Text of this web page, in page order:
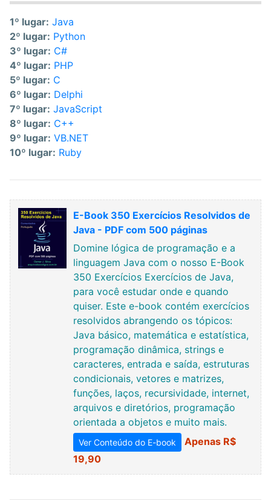
1º lugar: Java
2º lugar: Python
3º lugar: C#
4º lugar: PHP
5º lugar: C
6º lugar: Delphi
7º lugar: JavaScript
8º lugar: C++
9º lugar: VB.NET
10º lugar: Ruby
E-Book 350 Exercícios Resolvidos de
Java - PDF com 500 páginas
Domine lógica de programação e a
linguagem Java com o nosso E-Book
350 Exercícios Exercícios de Java,
para você estudar onde e quando
quiser. Este e-book contém exercícios
resolvidos abrangendo os tópicos:
Java básico, matemática e estatística,
programação dinâmica, strings e
caracteres, entrada e saída, estruturas
condicionais, vetores e matrizes,
funções, laços, recursividade, internet,
arquivos e diretórios, programação
orientada a objetos e muito mais.
Ver Conteúdo do E-book
Apenas R$
19,90